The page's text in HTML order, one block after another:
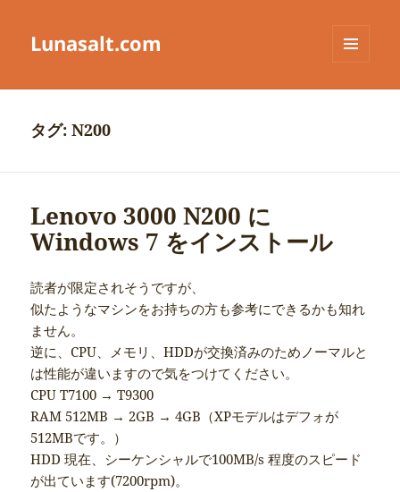
Lunasalt.com
ーとウ
タグ:N200
Lenovo 3000 N200 に
Windows 7 をインストール
読者が限定されそうですが、
似たようなマシンをお持ちの方も参考にできるかも知れ
ません。
逆に、CPU、メモリ、HDDが交換済みのためノーマルと
は性能が違いますので気をつけてください。
CPU T7100 → T9300
RAM 512MB → 2GB → 4GB（XPモデルはデフォが
512MBです。）
HDD 現在、シーケンシャルで100MB/s 程度のスピード
が出ています(7200rpm)。